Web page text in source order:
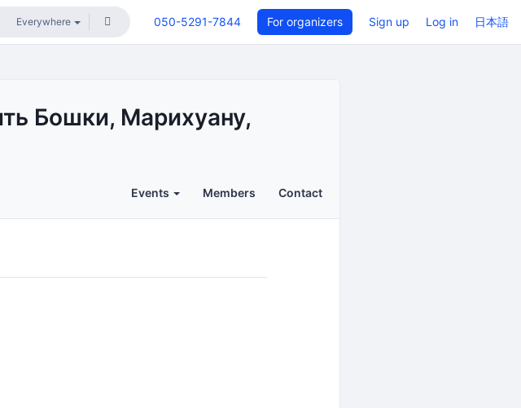
050-5291-7844 For organizers Sign up Log in 日本語
Бошки, Марихуану,
Events Members Contact